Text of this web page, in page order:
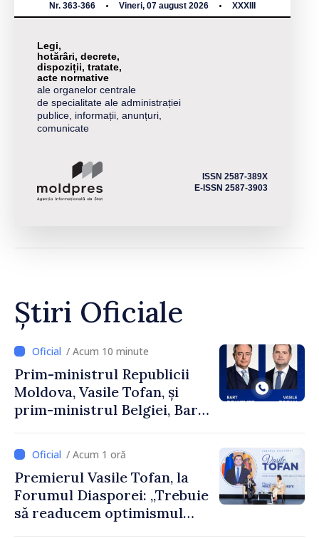
Nr. 363-366 Vineri, 07 august 2026 XXXIII
Legi,
hotărâri, decrete,
dispoziții, tratate,
acte normative
ale organelor centrale
de specialitate ale administrației
publice, informații, anunțuri,
comunicate
ISSN 2587-389X
E-ISSN 2587-3903
Știri Oficiale
/ Acum 10 minute
Prim-ministrul Republicii
Moldova, Vasile Tofan, și
prim-ministrul Belgiei, Bart
despre parcursul european
al Republicii Moldova.
/ Acum 1 oră
Premierul Vasile Tofan, la
Forumul Diasporei: „Trebuie
să readucem optimismul